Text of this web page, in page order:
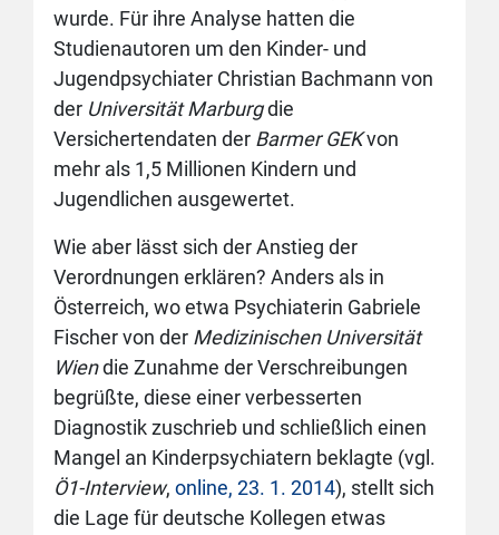
wurde. Für ihre Analyse hatten die
Studienautoren um den Kinder- und
Jugendpsychiater Christian Bachmann von
der Universität Marburgdie
Versichertendaten der Barmer GEKvon
mehr als 1,5 Millionen Kindern und
Jugendlichen ausgewertet.
Wie aber lässt sich der Anstieg der
Verordnungen erklären? Anders als in
Österreich, wo etwa Psychiaterin Gabriele
Fischer von der Medizinischen Universität
Wiendie Zunahme der Verschreibungen
begrüßte, diese einer verbesserten
Diagnostik zuschrieb und schließlich einen
Mangel an Kinderpsychiatern beklagte (vgl.
Ö1-Interview, online, 23. 1. 2014), stellt sich
die Lage für deutsche Kollegen etwas